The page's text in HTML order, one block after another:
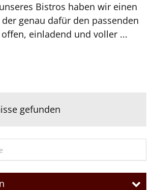
Bistros haben wir einen
genau dafür den passenden
einladend und voller ...
gefunden